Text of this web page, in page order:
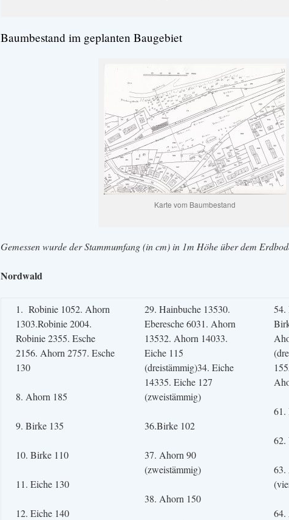
Baumbestand im geplanten Baugebiet
Karte vom Baumbestand
Gemessen wurde der Stammumfang (in cm) in 1m Höhe über dem
Nordwald
1. Robinie 1052. Ahorn
1303.Robinie 2004.
Robinie 2355. Esche
2156. Ahorn 2757. Esche
130
8. Ahorn 185
9. Birke 135
10. Birke 110
11. Eiche 130
12. Eiche 140
29. Hainbuche 13530.
Eberesche 6031. Ahorn
13532. Ahorn 14033.
Eiche 115
(dreistämmig)34. Eiche
14335. Eiche 127
(zweistämmig)
36.Birke 102
37. Ahorn 90
(zweistämmig)
38. Ahorn 150
54.
61.
62.
63.
64.